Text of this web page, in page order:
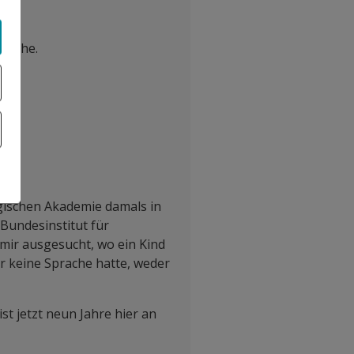
Akademie damals in
Bundesinstitut für
ausgesucht, wo ein Kind
keine Sprache hatte, weder
jetzt neun Jahre hier an